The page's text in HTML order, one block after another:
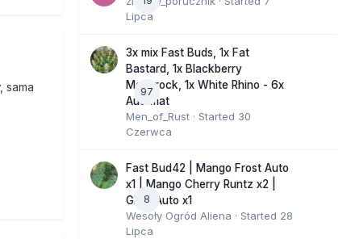
sama
Lipca
97
3x mix Fast Buds, 1x Fat
Bastard, 1x Blackberry
Moonrock, 1x White Rhino - 6x
Automat
Men_of_Rust · Started 30
Czerwca
8
Fast Bud42 | Mango Frost Auto
x1 | Mango Cherry Runtz x2 |
GMO Auto x1
Wesoły Ogród Aliena · Started 28
Lipca